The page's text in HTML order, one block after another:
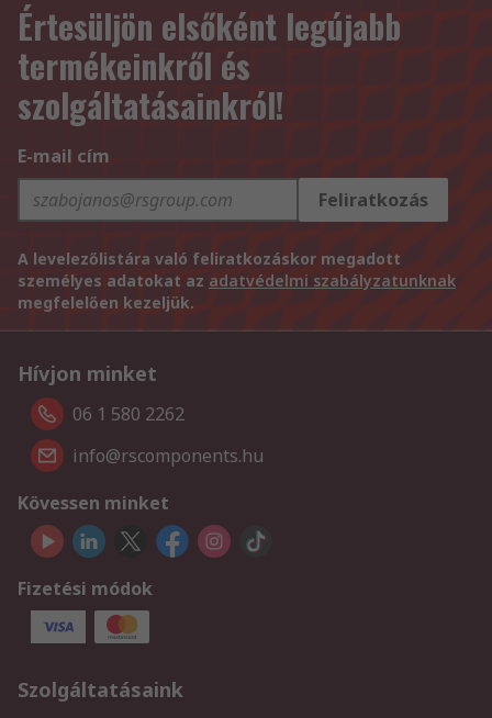
Értesüljön elsőként legújabb
termékeinkről és
szolgáltatásainkról!
E-mail cím
Feliratkozás
A levelezőlistára való feliratkozáskor megadott
személyes adatokat az adatvédelmi szabályzatunknak
megfelelően kezeljük.
Hívjon minket
06 1 580 2262
info@rscomponents.hu
Kövessen minket
Fizetési módok
Szolgáltatásaink